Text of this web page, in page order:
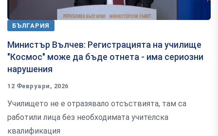
БЪЛГАРИЯ
Министър Вълчев: Регистрацията на училище
"Космос" може да бъде отнета - има сериозни
нарушения
12 Февруари, 2026
Училището не е отразявало отсъствията, там са
работили лица без необходимата учителска
квалификация